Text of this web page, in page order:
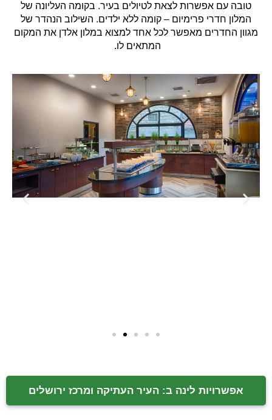
טובה עם אפשרות לצאת לטיולים בעיר. בקומה העליונה של
המלון חדרי פרימיום – קומה ללא ילדים. השילוב הנהדר של
מגוון החדרים מאפשר לכל אחד למצוא במלון אלדן את המקום
המתאים לו.
אפשרויות לינה ב: העיר העתיקה ומרכז ירושלים